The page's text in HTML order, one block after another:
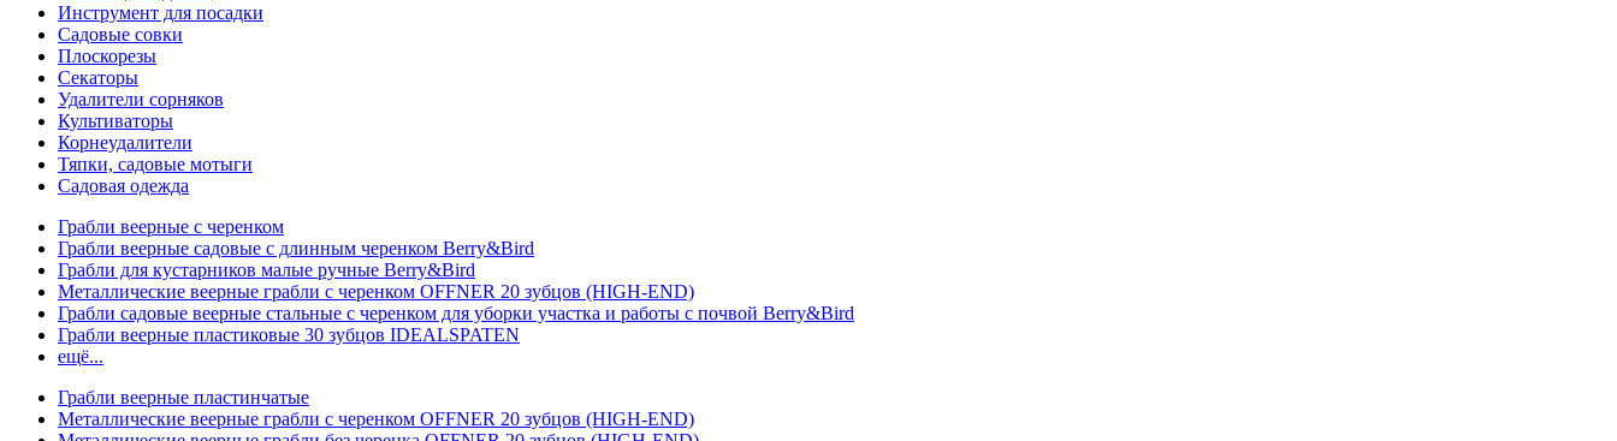
Инструмент для посадки
Садовые совки
Плоскорезы
Секаторы
Удалители сорняков
Культиваторы
Корнеудалители
Тяпки, садовые мотыги
Садовая одежда
Грабли веерные с черенком
Грабли веерные садовые с длинным черенком Berry&Bird
Грабли для кустарников малые ручные Berry&Bird
Металлические веерные грабли с черенком OFFNER 20 зубцов (HIGH-END)
Грабли садовые веерные стальные с черенком для уборки участка и работы с почвой Berry&Bird
Грабли веерные пластиковые 30 зубцов IDEALSPATEN
ещё...
Грабли веерные пластинчатые
Металлические веерные грабли с черенком OFFNER 20 зубцов (HIGH-END)